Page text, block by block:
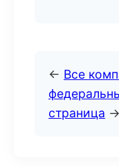
← Все
страница →